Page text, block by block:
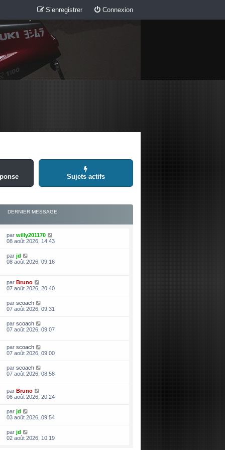
Connexion
S’enregistrer
Sujets actifs
DERNIER MESSAGE
par willy201170
08 août 2026, 14:43
par jd
08 août 2026, 09:16
par Bruno
07 août 2026, 20:40
par scoach
07 août 2026, 09:31
par scoach
07 août 2026, 09:07
par scoach
07 août 2026, 09:00
par scoach
07 août 2026, 08:58
par Bruno
06 août 2026, 20:24
par jd
03 août 2026, 09:54
par jd
02 août 2026, 10:19